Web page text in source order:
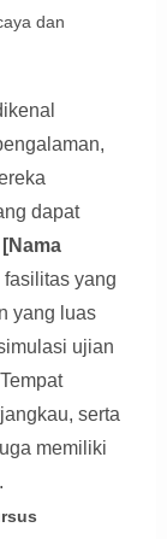
dan
dapat
[Nama
yang
yang luas
ujian
Tempat
serta
memiliki